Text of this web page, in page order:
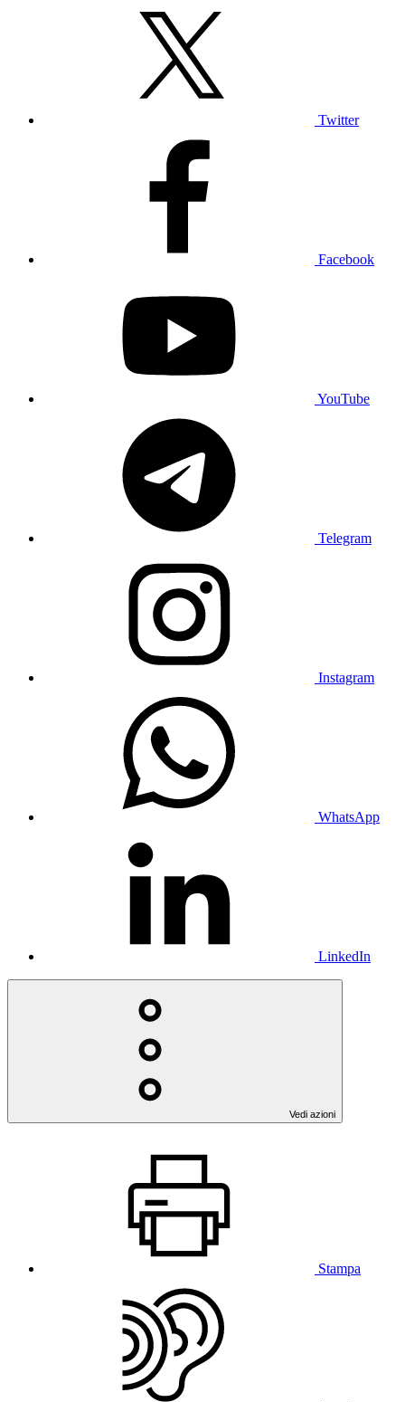
Twitter
Facebook
YouTube
Telegram
Instagram
WhatsApp
LinkedIn
Vedi azioni
Stampa